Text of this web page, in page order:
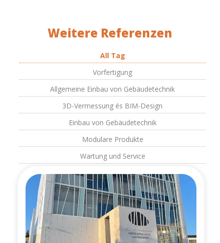
Weitere Referenzen
All Tag
Vorfertigung
Allgemeine Einbau von Gebäudetechnik
3D-Vermessung és BIM-Design
Einbau von Gebäudetechnik
Modulare Produkte
Wartung und Service